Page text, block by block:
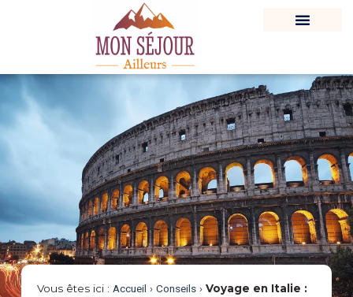
Vous êtes ici : Accueil › Conseils› Voyage en Italie :